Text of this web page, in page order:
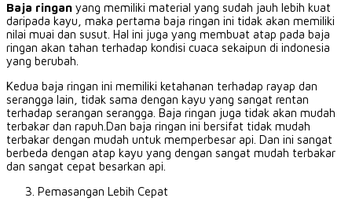
Baja ringan yang memiliki material yang sudah jauh lebih kuat
daripada kayu, maka pertama baja ringan ini tidak akan memiliki
nilai muai dan susut. Hal ini juga yang membuat atap pada baja
ringan akan tahan terhadap kondisi cuaca sekaipun di indonesia
yang berubah.
Kedua baja ringan ini memiliki ketahanan terhadap rayap dan
serangga lain, tidak sama dengan kayu yang sangat rentan
terhadap serangan serangga. Baja ringan juga tidak akan mudah
terbakar dan rapuh.Dan baja ringan ini bersifat tidak mudah
terbakar dengan mudah untuk memperbesar api. Dan ini sangat
berbeda dengan atap kayu yang dengan sangat mudah terbakar
dan sangat cepat besarkan api.
Pemasangan Lebih Cepat